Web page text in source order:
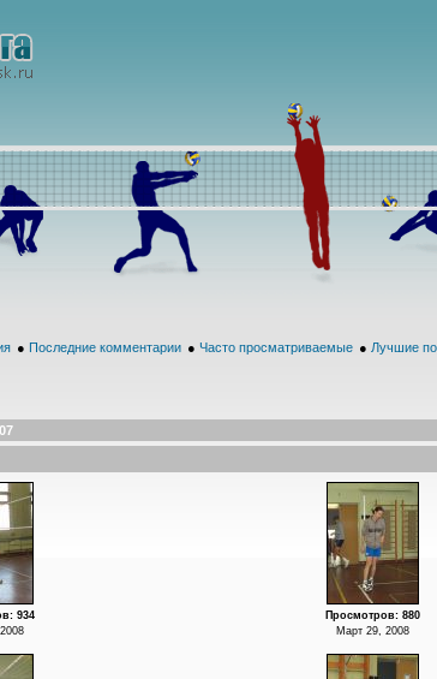
● Последние комментарии ● Часто просматриваемые ● Лучшие по
934
Просмотров: 880
Март 29, 2008